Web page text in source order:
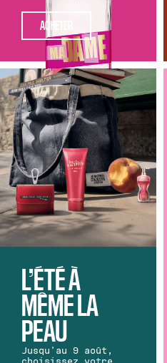
ACHETER
L’ÉTÉ À
MÊME LA
PEAU
Jusqu'au 9 août,